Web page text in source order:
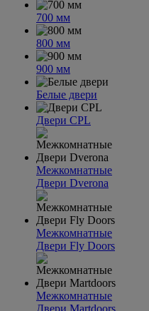
700 мм
800 мм
900 мм
Белые двери
Двери CPL
Межкомнатные
Двери Dverona
Межкомнатные
Двери Fly Doors
Межкомнатные
Двери Martdoors